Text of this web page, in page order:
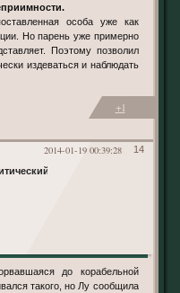
особа уже как
Но парень уже примерно
Поэтому позволил
издеваться и наблюдать
+1
14
2014-01-19 00:39:28
такого, но Лу сообщила